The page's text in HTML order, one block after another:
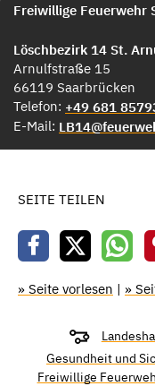
Freiwillige Feuerwehr
Löschbezirk 14 St.
Arnulfstraße 15
66119 Saarbrücken
Telefon: +49 681
E-Mail:
SEITE TEILEN
» Seite vorlesen | »
Gesundheit und
Freiwillige